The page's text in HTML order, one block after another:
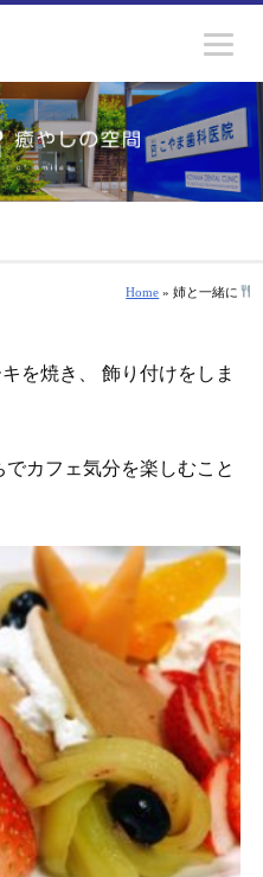
Home » 姉と一緒に
を焼き、 飾り付けをしま
カフェ気分を楽しむこと